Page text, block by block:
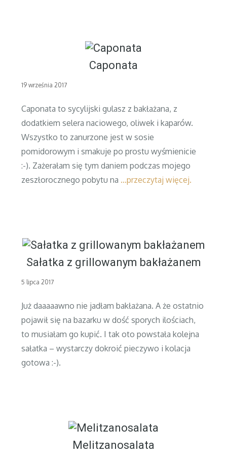
Caponata
Posted
19 września 2017
Caponata to sycylijski gulasz z bakłażana, z
dodatkiem selera naciowego, oliwek i kaparów.
Wszystko to zanurzone jest w sosie
pomidorowym i smakuje po prostu wyśmienicie
:-). Zażerałam się tym daniem podczas mojego
zeszłorocznego pobytu na …przeczytaj więcej.
Sałatka z grillowanym bakłażanem
Posted
5 lipca 2017
Już daaaaawno nie jadłam bakłażana. A że ostatnio
pojawił się na bazarku w dość sporych ilościach,
to musiałam go kupić. I tak oto powstała kolejna
sałatka – wystarczy dokroić pieczywo i kolacja
gotowa :-).
Melitzanosalata